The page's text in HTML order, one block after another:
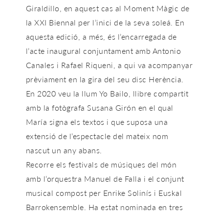
Giraldillo, en aquest cas al Moment Màgic de
la XXI Biennal per l’inici de la seva soleá. En
aquesta edició, a més, és l’encarregada de
l’acte inaugural conjuntament amb Antonio
Canales i Rafael Riqueni, a qui va acompanyar
prèviament en la gira del seu disc Herència.
En 2020 veu la llum Yo Bailo, llibre compartit
amb la fotògrafa Susana Girón en el qual
María signa els textos i que suposa una
extensió de l’espectacle del mateix nom
nascut un any abans.
Recorre els festivals de músiques del món
amb l’orquestra Manuel de Falla i el conjunt
musical compost per Enrike Solinís i Euskal
Barrokensemble. Ha estat nominada en tres